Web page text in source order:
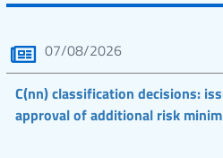
07/08/2026
C(nn) classification decisions:
approval of additional risk